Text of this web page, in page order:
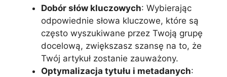
Dobór słów kluczowych: Wybierając
odpowiednie słowa kluczowe, które są
często wyszukiwane przez Twoją grupę
docelową, zwiększasz szansę na to, że
Twój artykuł zostanie zauważony.
Optymalizacja tytułu i metadanych: